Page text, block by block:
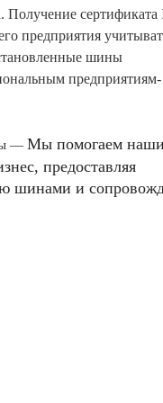
Получение сертификата
предприятия
шины
предприятиям-
— Мы помогаем
предоставляя
шинами и